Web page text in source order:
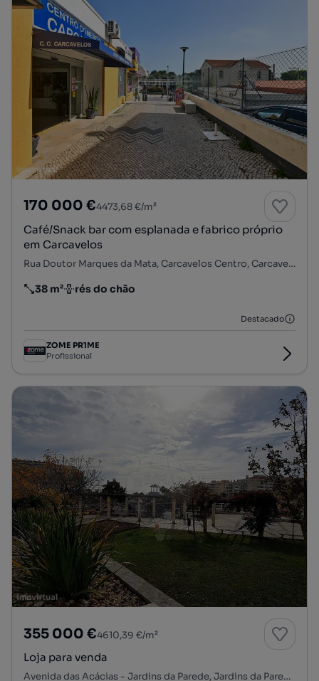
170 000 €4473,68 €/m²
Café/Snack bar com esplanada e fabrico próprio
em Carcavelos
Rua Doutor Marques da Mata, Carcavelos Centro, Carcavelos e Parede, Cascais, Lisboa
Preço por metro quadrado
38 m²
Andar rés do chão
Destacado
ZOME PR1ME
Profissional
355 000 €4610,39 €/m²
Loja para venda
Avenida das Acácias - Jardins da Parede, Jardins da Parede, Carcavelos e Parede, Cascais, Lisboa